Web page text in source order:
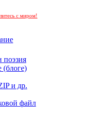
с миром!
поэзия
(блоге)
и др.
файл